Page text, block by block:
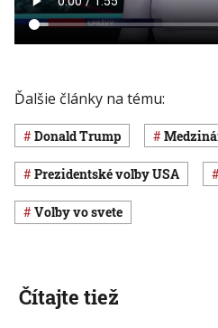
Ďalšie články na tému:
Donald Trump
prezidentské voľby USA
voľby vo svete
Čítajte tiež